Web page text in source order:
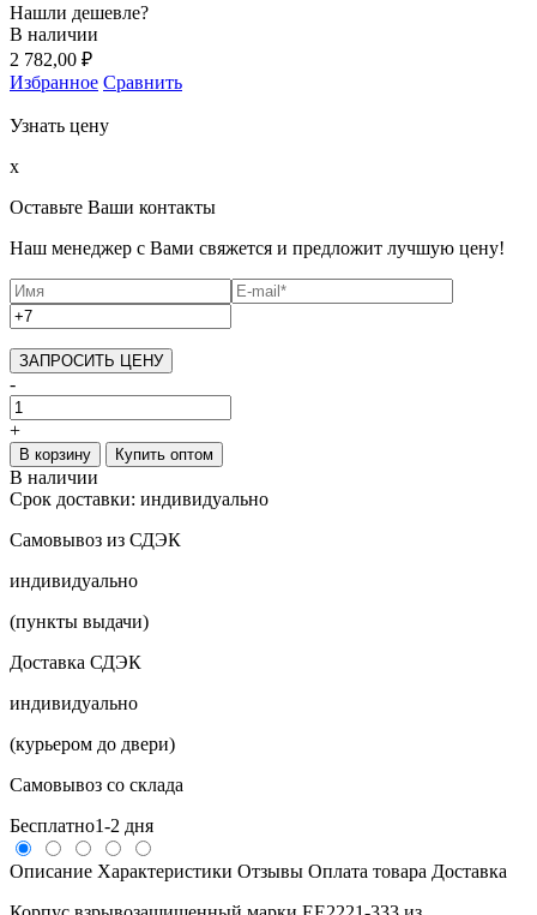
Нашли дешевле?
В наличии
2 782,00 ₽
Избранное Сравнить
Узнать цену
x
Оставьте Ваши контакты
Наш менеджер с Вами свяжется и предложит лучшую цену!
ЗАПРОСИТЬ ЦЕНУ
-
+
В корзину Купить оптом
В наличии
Срок доставки: индивидуально
Самовывоз из СДЭК
индивидуально
(пункты выдачи)
Доставка СДЭК
индивидуально
(курьером до двери)
Самовывоз со склада
Бесплатно1-2 дня
Описание Характеристики Отзывы Оплата товара Доставка